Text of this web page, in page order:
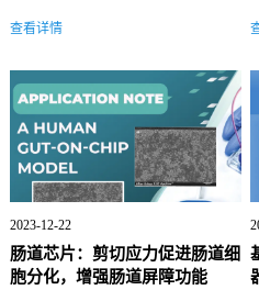
查看详情
2023-12-22
肠道芯片：剪切应力促进肠道细
胞分化，增强肠道屏障功能